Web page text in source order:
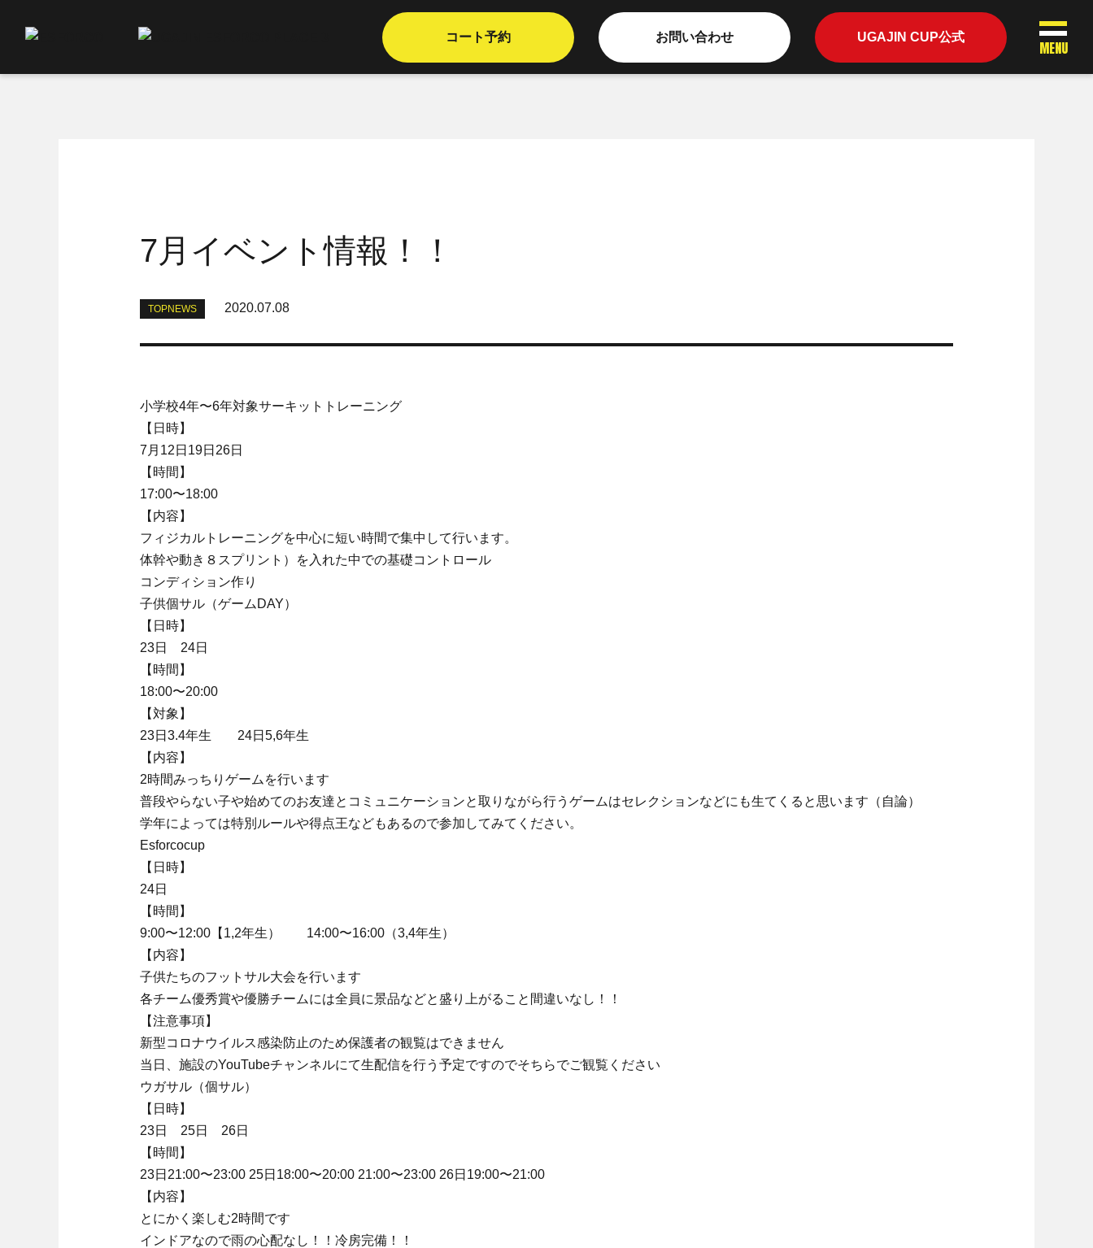
コート予約 お問い合わせ UGAJIN CUP公式
MENU
7月イベント情報！！
TOPNEWS 2020.07.08
小学校4年〜6年対象サーキットトレーニング
【日時】
7月12日19日26日
【時間】
17:00〜18:00
【内容】
フィジカルトレーニングを中心に短い時間で集中して行います。
体幹や動き８スプリント）を入れた中での基礎コントロール
コンディション作り
子供個サル（ゲームDAY）
【日時】
23日 24日
【時間】
18:00〜20:00
【対象】
23日3.4年生 24日5,6年生
【内容】
2時間みっちりゲームを行います
普段やらない子や始めてのお友達とコミュニケーションと取りながら行うゲームはセレクションなどにも生てくると思います（自論）
学年によっては特別ルールや得点王などもあるので参加してみてください。
Esforcocup
【日時】
24日
【時間】
9:00〜12:00【1,2年生） 14:00〜16:00（3,4年生）
【内容】
子供たちのフットサル大会を行います
各チーム優秀賞や優勝チームには全員に景品などと盛り上がること間違いなし！！
【注意事項】
新型コロナウイルス感染防止のため保護者の観覧はできません
当日、施設のYouTubeチャンネルにて生配信を行う予定ですのでそちらでご観覧ください
ウガサル（個サル）
【日時】
23日 25日 26日
【時間】
23日21:00〜23:00 25日18:00〜20:00 21:00〜23:00 26日19:00〜21:00
【内容】
とにかく楽しむ2時間です
インドアなので雨の心配なし！！冷房完備！！